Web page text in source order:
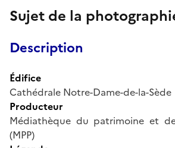
Sujet de la
Description
Édifice
Cathédrale Notre-Dame-de-la-Sède
Producteur
Médiathèque du patrimoine et
(MPP)